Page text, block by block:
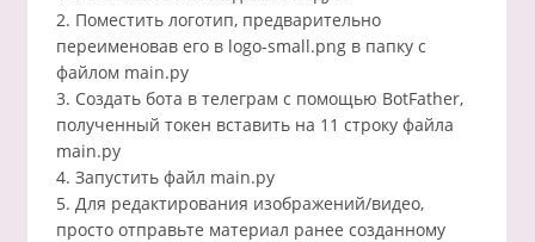
2. Поместить логотип, предварительно
переименовав его в logo-small.png в папку с
файлом main.py
3. Создать бота в телеграм с помощью BotFather,
полученный токен вставить на 11 строку файла
main.py
4. Запустить файл main.py
5. Для редактирования изображений/видео,
просто отправьте материал ранее созданному